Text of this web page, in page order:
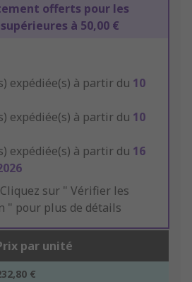
offerts pour les
à 50,00 €
expédiée(s) à partir du 10
expédiée(s) à partir du 10
expédiée(s) à partir du 16
Cliquez sur " Vérifier les
" pour plus de détails
par unité
€